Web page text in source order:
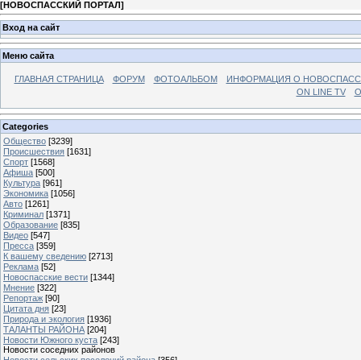
[НОВОСПАССКИЙ ПОРТАЛ]
Вход на сайт
Меню сайта
ГЛАВНАЯ СТРАНИЦА ФОРУМ ФОТОАЛЬБОМ
ИНФОРМАЦИЯ О
ON LINE TV
Categories
Общество [3239]
Происшествия [1631]
Спорт [1568]
Афиша [500]
Культура [961]
Экономика [1056]
Авто [1261]
Криминал [1371]
Образование [835]
Видео [547]
Пресса [359]
К вашему сведению [2713]
Реклама [52]
Новоспасские вести [1344]
Мнение [322]
Репортаж [90]
Цитата дня [23]
Природа и экология [1936]
ТАЛАНТЫ РАЙОНА [204]
Новости Южного куста [243]
Новости соседних районов